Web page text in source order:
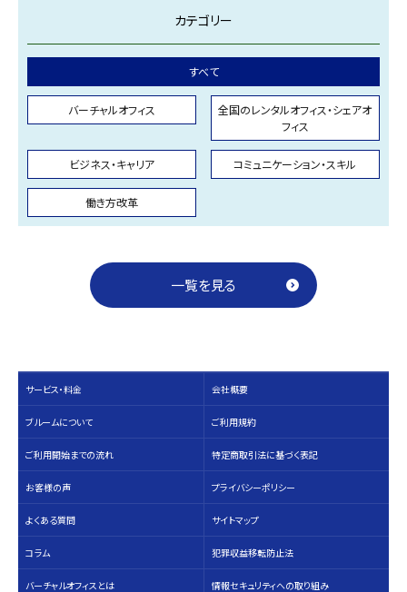
カテゴリー
すべて
バーチャルオフィス
全国のレンタルオフィス・シェアオ
フィス
ビジネス・キャリア コミュニケーション・スキル
働き方改革
一覧を見る
サービス・料⾦
ブルームについて
ご利用開始までの流れ
お客様の声
よくある質問
コラム
バーチャルオフィスとは
会社概要
ご利用規約
特定商取引法に基づく表記
プライバシーポリシー
サイトマップ
犯罪収益移転防止法
情報セキュリティへの取り組み